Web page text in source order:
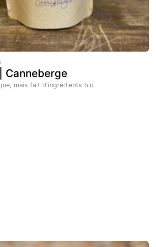
Canneberge
mais fait d'ingrédients bio